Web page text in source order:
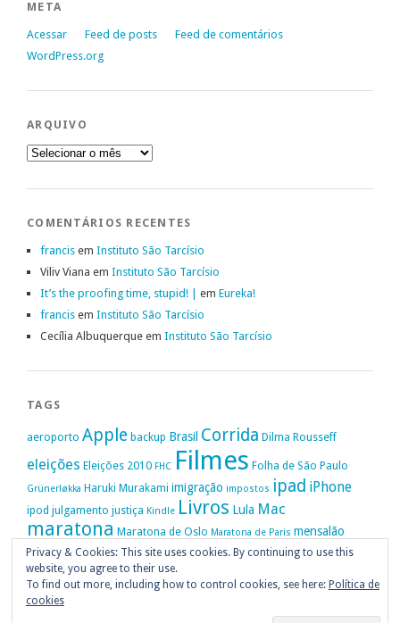
META
Acessar Feed de posts
Feed de comentários
WordPress.org
ARQUIVO
Arquivo
COMENTÁRIOS RECENTES
francis em Instituto São Tarcísio
Viliv Viana em Instituto São Tarcísio
It’s the proofing time, stupid! | em Eureka!
francis em Instituto São Tarcísio
Cecília Albuquerque em Instituto São Tarcísio
TAGS
aeroporto Apple backup Brasil Corrida Dilma Rousseff
eleições Eleições 2010 FHC Filmes Folha de São Paulo
Grünerløkka Haruki Murakami imigração impostos ipad iPhone
ipod julgamento justiça Kindle Livros Lula Mac
maratona Maratona de Oslo Maratona de Paris mensalão
movimento passe livre música nike Noruega OAB OiOsloPolítica
Portugal Privacidade protestos PT
Vitória da Conquista
Privacy & Cookies: This site uses cookies. By continuing to use this
website, you agree to their use.
To find out more, including how to control cookies, see here: Política de
cookies